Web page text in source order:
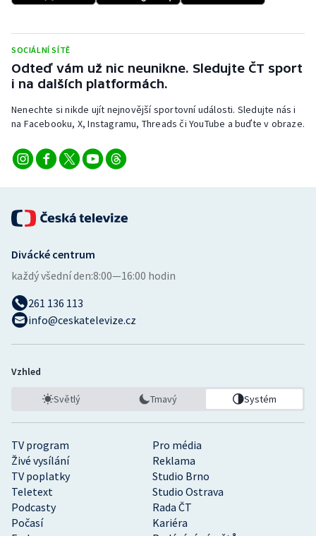
Volejbal
Ostatní
SOCIÁLNÍ SÍTĚ
Odteď vám už nic neunikne. Sledujte ČT sport
i na dalších platformách.
Nenechte si nikde ujít nejnovější sportovní události. Sledujte nás i
na Facebooku, X, Instagramu, Threads či YouTube a buďte v obraze.
TV program
Pro média
Živé vysílání
Reklama
TV poplatky
Studio Brno
Teletext
Studio Ostrava
Podcasty
Rada ČT
Počasí
Kariéra
Divácké centrum
každý všední den:8:00—16:00 hodin
261 136 113
info@ceskatelevize.cz
Vzhled
Světlý Tmavý Systém